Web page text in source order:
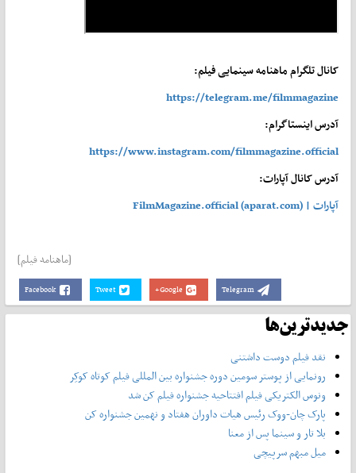
کانال تلگرام ماهنامه سینمایی فیلم:
https://telegram.me/filmmagazine
آدرس اینستاگرام:
https://www.instagram.com/filmmagazine.official
آدرس کانال آپارات:
آپارات | FilmMagazine.official (aparat.com)
[ماهنامه فیلم]
Facebook Tweet Google+ Telegram
جدیدترین‌ها
نقد فیلم دوست داشتنی
رونمایی از پوستر‌ سومین دوره جشنواره بین المللی فیلم کوتاه کوکِر
ونوس الکتریکی فیلم افتتاحیه جشنواره فیلم کن شد
پارک چان-ووک رئیس هیات داوران هفتاد و نهمین جشنواره کن
بلا تار و سینما پس از معنا
میل مبهم سرپیچی